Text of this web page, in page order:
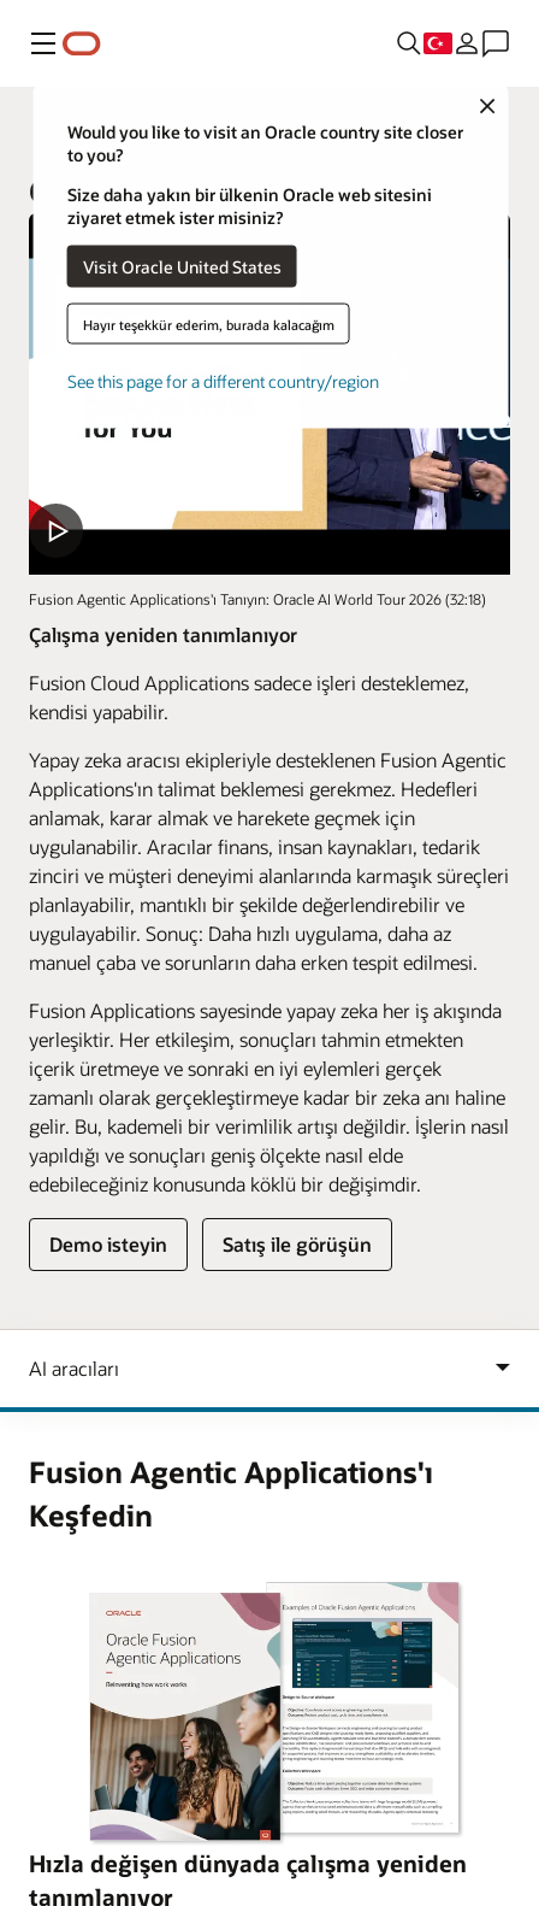
Menü
Close
Would you like to visit an Oracle country site closer
to you?
Size daha yakın bir ülkenin Oracle web sitesini
ziyaret etmek ister misiniz?
Visit Oracle United States
Hayır teşekkür ederim, burada kalacağım
See this page for a different country/region
Fusion Applications
Oracle AI for Fusion Applications
Fusion Agentic Applications'ı Tanıyın: Oracle AI World Tour 2026 (32:18)
Çalışma yeniden tanımlanıyor
Fusion Cloud Applications sadece işleri desteklemez,
kendisi yapabilir.
Yapay zeka aracısı ekipleriyle desteklenen Fusion Agentic
Applications'ın talimat beklemesi gerekmez. Hedefleri
anlamak, karar almak ve harekete geçmek için
uygulanabilir. Aracılar finans, insan kaynakları, tedarik
zinciri ve müşteri deneyimi alanlarında karmaşık süreçleri
planlayabilir, mantıklı bir şekilde değerlendirebilir ve
uygulayabilir. Sonuç: Daha hızlı uygulama, daha az
manuel çaba ve sorunların daha erken tespit edilmesi.
Fusion Applications sayesinde yapay zeka her iş akışında
yerleşiktir. Her etkileşim, sonuçları tahmin etmekten
içerik üretmeye ve sonraki en iyi eylemleri gerçek
zamanlı olarak gerçekleştirmeye kadar bir zeka anı haline
gelir. Bu, kademeli bir verimlilik artışı değildir. İşlerin nasıl
yapıldığı ve sonuçları geniş ölçekte nasıl elde
edebileceğiniz konusunda köklü bir değişimdir.
Demo isteyin Satış ile görüşün
Fusion Agentic Applications'ı
Keşfedin
Hızla değişen dünyada çalışma yeniden
tanımlanıyor